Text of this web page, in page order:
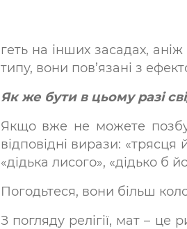
геть на інших засадах,
типу, вони пов’язані з
Як же бути в цьому разі
Якщо вже не можете
відповідні вирази: «трясця
«дідька лисого», «дідько б
Погодьтеся, вони більш
З погляду релігії, мат –